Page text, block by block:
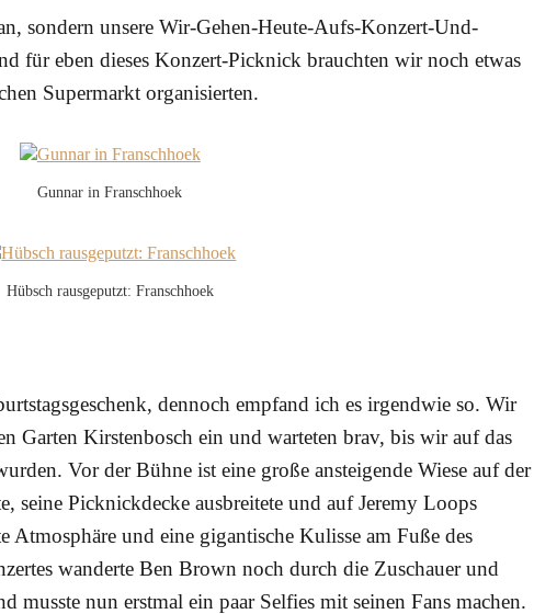
sondern unsere Wir-Gehen-Heute-Aufs-Konzert-Und-
für eben dieses Konzert-Picknick brauchten wir noch etwas
Supermarkt organisierten.
Gunnar in Franschhoek
Hübsch rausgeputzt: Franschhoek
dennoch empfand ich es irgendwie so. Wir
Garten Kirstenbosch ein und warteten brav, bis wir auf das
Vor der Bühne ist eine große ansteigende Wiese auf der
seine Picknickdecke ausbreitete und auf Jeremy Loops
Atmosphäre und eine gigantische Kulisse am Fuße des
wanderte Ben Brown noch durch die Zuschauer und
musste nun erstmal ein paar Selfies mit seinen Fans machen.